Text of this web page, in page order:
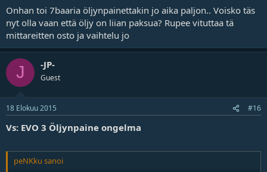
Onhan toi 7baaria öljynpainettakin jo aika paljon.. Voisko täs
nyt olla vaan että öljy on liian paksua? Rupee vituttaa tä
mittareitten osto ja vaihtelu jo
J -JP-
Guest
18 Elokuu 2015 #16
Vs: EVO 3 Öljynpaine ongelma
peNKku sanoi